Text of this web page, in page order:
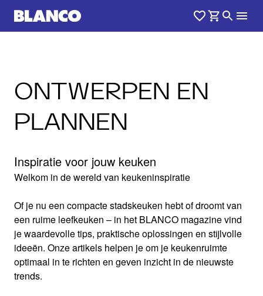
ONTWERPEN EN
PLANNEN
Inspiratie voor jouw keuken
Welkom in de wereld van keukeninspiratie
Of je nu een compacte stadskeuken hebt of droomt van
een ruime leefkeuken – in het BLANCO magazine vind
je waardevolle tips, praktische oplossingen en stijlvolle
ideeën. Onze artikels helpen je om je keukenruimte
optimaal in te richten en geven inzicht in de nieuwste
trends.